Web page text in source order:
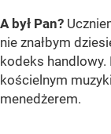
A był Pan?
nie znałbym
kodeks
kościelnym
menedżerem.